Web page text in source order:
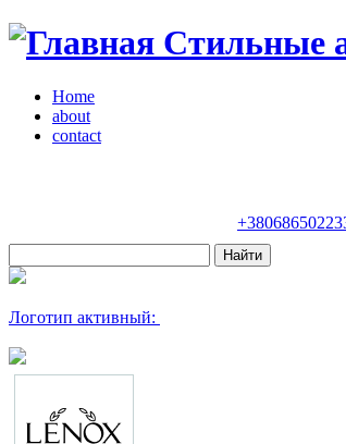
Стильные
Home
about
contact
Логотип активный: